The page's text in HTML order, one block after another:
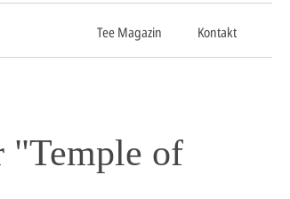
Tee Magazin Kontakt
"Temple of